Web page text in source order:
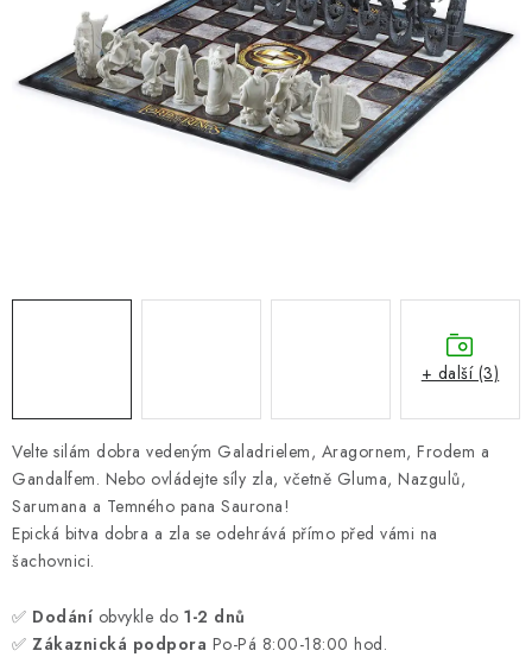
ONLINE ŠACHY
ŠACHOVÝ MERCH
O nás Blog Kontakt Obchodní podmínky FAQ
Velte silám dobra vedeným Galadrielem, Aragornem, Frodem a
Gandalfem. Nebo ovládejte síly zla, včetně Gluma, Nazgulů,
Sarumana a Temného pana Saurona!
Epická bitva dobra a zla se odehrává přímo před vámi na
šachovnici.
✅ Dodání obvykle do 1-2 dnů
✅ Zákaznická podpora Po-Pá 8:00-18:00 hod.
+ další (3)